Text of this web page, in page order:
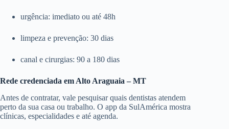
urgência: imediato ou até 48h
limpeza e prevenção: 30 dias
canal e cirurgias: 90 a 180 dias
Rede credenciada em Alto Araguaia – MT
Antes de contratar, vale pesquisar quais dentistas atendem
perto da sua casa ou trabalho. O app da SulAmérica mostra
clínicas, especialidades e até agenda.